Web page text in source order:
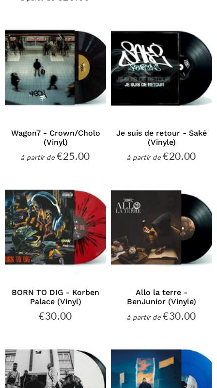
Wagon7 - Crown/Cholo
(Vinyl)
à partir dePrix
€25.00
Je suis de retour - Saké
(Vinyle)
à partir dePrix
€20.00
BORN TO DIG - Korben
Palace (Vinyl)
Prix
€30.00
Allo la terre -
BenJunior (Vinyle)
à partir dePrix
€30.00